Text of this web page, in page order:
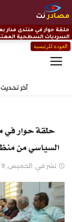
مصادرنت
العودة للرئيسية
حلقة حوار في منتدى مدار
السرديات السطحية